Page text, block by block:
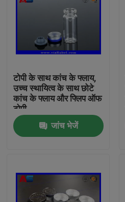
घर
हमारे बारे में
टोपी के साथ कांच के फ्लाय,
उच्च स्थायित्व के साथ छोटे
कांच के फ्लाय और फ्लिप ऑफ
टोपी
जांच भेजें